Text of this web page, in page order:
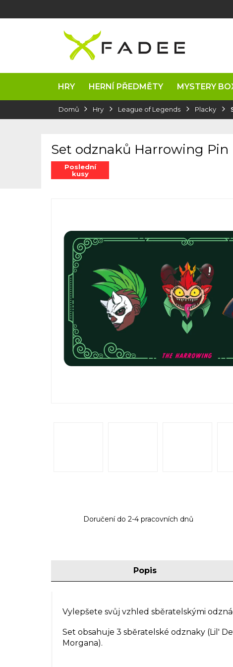
HRY HERNÍ PŘEDMĚTY MYSTERY
DomůHry League of Legends Placky
Set odznaků Harrowing Pin
Poslední
kusy
Doručení do 2-4 pracovních dnů
Popis
Vylepšete svůj vzhled sběratelskými
Set obsahuje 3 sběratelské odznaky (Lil'
Morgana).